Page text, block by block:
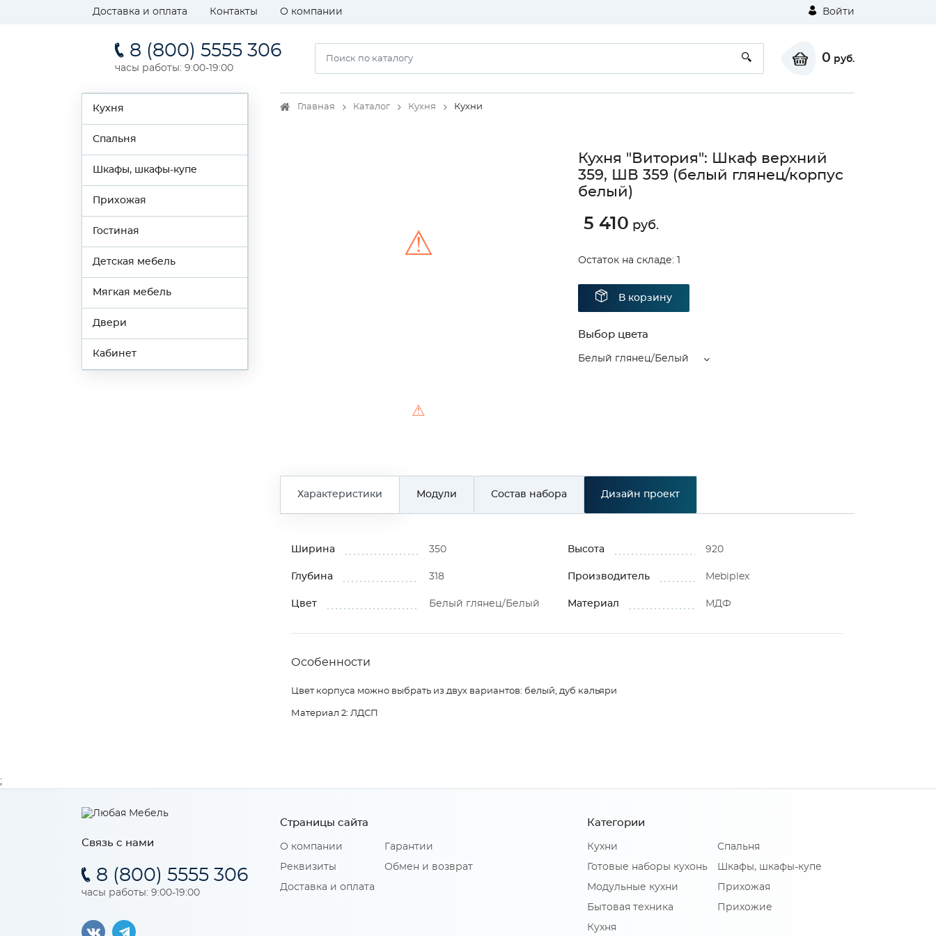
Доставка и оплата Контакты О компании Войти
8 (800) 5555 306
часы работы: 9:00-19:00
0 руб.
Кухня
Спальня
Шкафы, шкафы-купе
Прихожая
Гостиная
Детская мебель
Мягкая мебель
Двери
Кабинет
Главная Каталог Кухня Кухни
⚠
⚠
Кухня "Витория": Шкаф верхний
359, ШВ 359 (белый глянец/корпус
белый)
5 410 руб.
Остаток на складе: 1
В корзину
Выбор цвета
Белый глянец/Белый
Характеристики Модули Состав набора Дизайн проект
Ширина 350 Высота 920
Глубина 318 Производитель Mebiрlex
Цвет Белый глянец/Белый Материал МДФ
Особенности
Цвет корпуса можно выбрать из двух вариантов: белый, дуб кальяри
Материал 2: ЛДСП
Связь с нами
8 (800) 5555 306
часы работы: 9:00-19:00
Страницы сайта
О компании
Реквизиты
Доставка и оплата
Гарантии
Обмен и возврат
Категории
Кухни
Готовые наборы кухонь
Модульные кухни
Бытовая техника
Кухня
Спальня
Шкафы, шкафы-купе
Прихожая
Прихожие
;